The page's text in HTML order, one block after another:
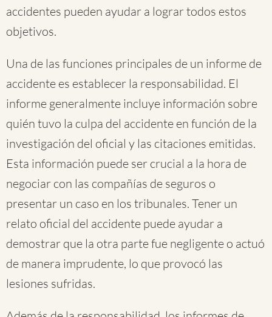
accidentes pueden ayudar a lograr todos estos
objetivos.
Una de las funciones principales de un informe de
accidente es establecer la responsabilidad. El
informe generalmente incluye información sobre
quién tuvo la culpa del accidente en función de la
investigación del oficial y las citaciones emitidas.
Esta información puede ser crucial a la hora de
negociar con las compañías de seguros o
presentar un caso en los tribunales. Tener un
relato oficial del accidente puede ayudar a
demostrar que la otra parte fue negligente o actuó
de manera imprudente, lo que provocó las
lesiones sufridas.